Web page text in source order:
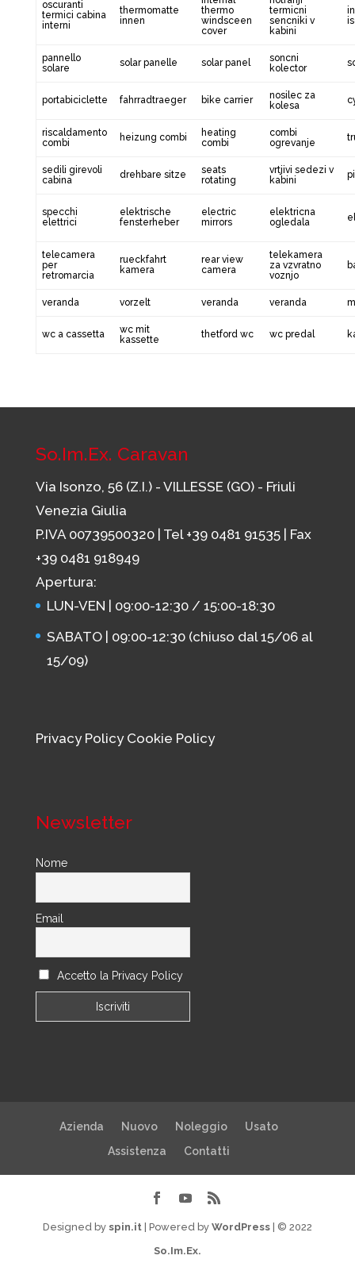
oscuranti
termici cabina
interni
thermomatte
innen
thermo
windsceen
cover
termicni
sencniki v
kabini
pannello
solare
solar panelle solar panel
soncni
kolector
portabiciclette fahrradtraeger bike carrier
nosilec za
kolesa
riscaldamento
combi
heizung combi
heating
combi
combi
ogrevanje
sedili girevoli
cabina
drehbare sitze
seats
rotating
vrtjivi sedezi v
kabini
specchi
elettrici
elektrische
fensterheber
electric
mirrors
elektricna
ogledala
telecamera
per
retromarcia
rueckfahrt
kamera
rear view
camera
telekamera
za vzvratno
voznjo
veranda vorzelt veranda veranda
wc a cassetta
wc mit
kassette
thetford wc wc predal
So.Im.Ex. Caravan
Via Isonzo, 56 (Z.I.) - VILLESSE (GO) - Friuli
Venezia Giulia
P.IVA 00739500320 | Tel +39 0481 91535| Fax
+39 0481 918949
Apertura:
LUN-VEN | 09:00-12:30 / 15:00-18:30
SABATO | 09:00-12:30 (chiuso dal 15/06 al
15/09)
Privacy Policy Cookie Policy
Newsletter
Nome
Email
Accetto la Privacy Policy
Azienda Nuovo Noleggio
Usato
Assistenza
Contatti
Designed by spin.it| Powered by WordPress| © 2022
So.Im.Ex.